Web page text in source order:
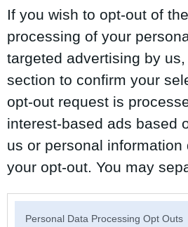
If you wish to opt-out of
processing of your
targeted advertising by
section to confirm your
opt-out request is
interest-based ads based
us or personal
your opt-out. You may
Personal Data Processing Opt Outs